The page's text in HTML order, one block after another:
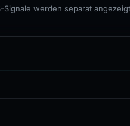
werden separat